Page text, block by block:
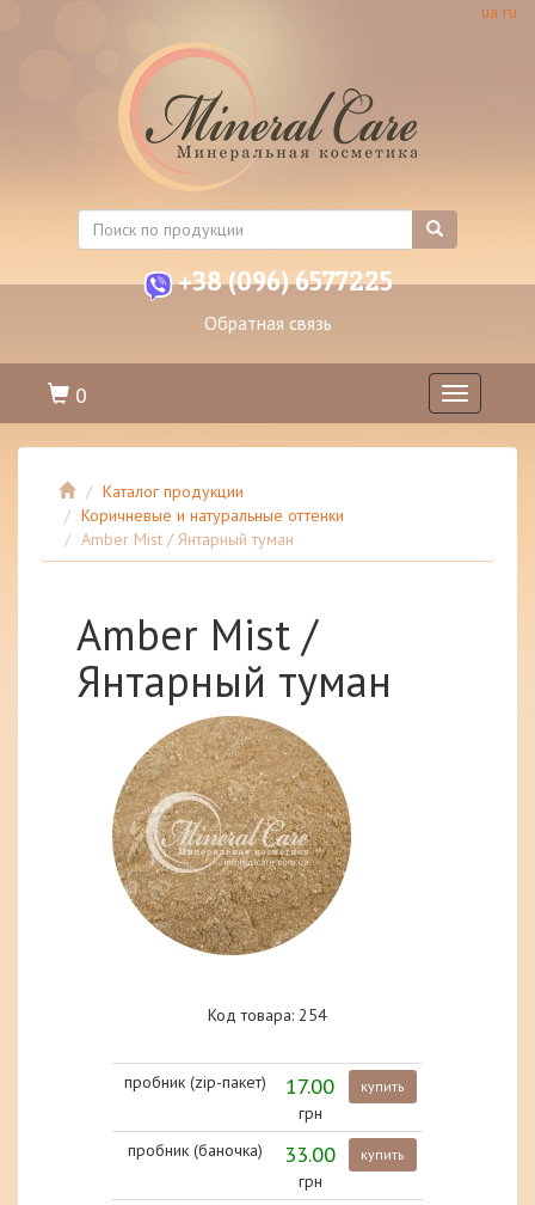
ua ru
+38 (096) 6577225
Обратная связь
Toggle
navigation
0
Каталог продукции
Коричневые и натуральные оттенки
Amber Mist / Янтарный туман
Amber Mist /
Янтарный туман
Код товара: 254
пробник (zip-пакет) 17.00
грн
купить
пробник (баночка) 33.00
грн
купить